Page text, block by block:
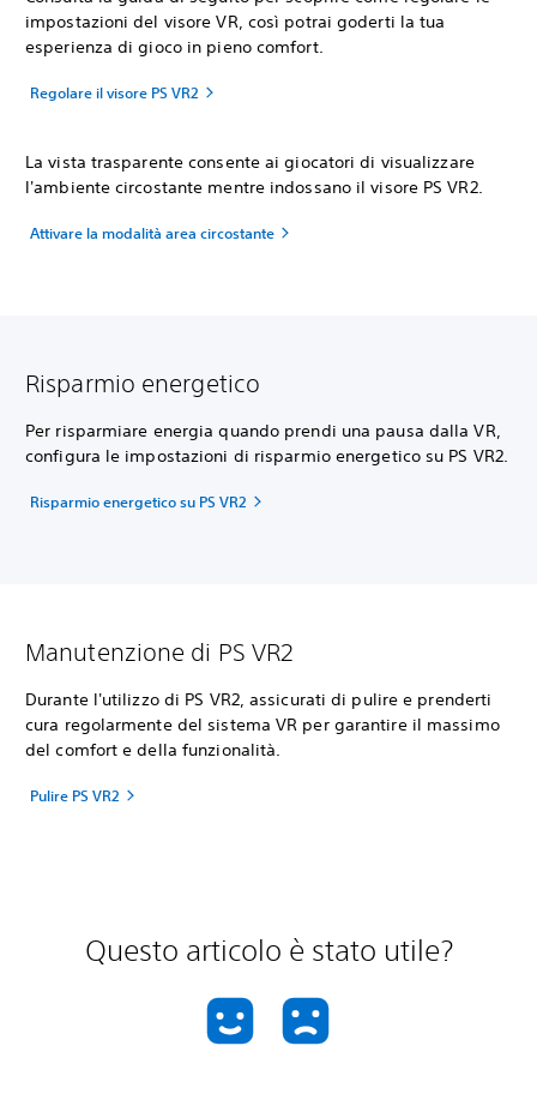
impostazioni del visore VR, così potrai goderti la tua
esperienza di gioco in pieno comfort.
Regolare il visore PS VR2
La vista trasparente consente ai giocatori di visualizzare
l'ambiente circostante mentre indossano il visore PS VR2.
Attivare la modalità area circostante
Risparmio energetico
Per risparmiare energia quando prendi una pausa dalla VR,
configura le impostazioni di risparmio energetico su PS VR2.
Risparmio energetico su PS VR2
Manutenzione di PS VR2
Durante l'utilizzo di PS VR2, assicurati di pulire e prenderti
cura regolarmente del sistema VR per garantire il massimo
del comfort e della funzionalità.
Pulire PS VR2
Questo articolo è stato utile?